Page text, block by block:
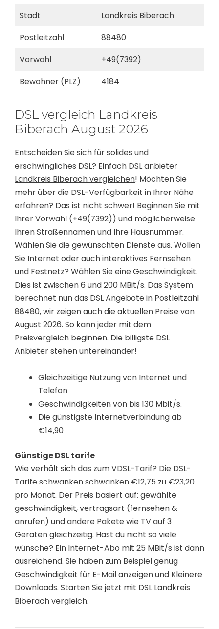
Stadt
Landkreis Biberach
Postleitzahl
88480
Vorwahl
+49(7392)
Bewohner (PLZ)
4184
DSL vergleich Landkreis
Biberach August 2026
Entscheiden Sie sich für solides und
erschwingliches DSL? Einfach DSL anbieter
Landkreis Biberach vergleichen! Möchten Sie
mehr über die DSL-Verfügbarkeit in Ihrer Nähe
erfahren? Das ist nicht schwer! Beginnen Sie mit
Ihrer Vorwahl (+49(7392)) und möglicherweise
Ihren Straßennamen und Ihre Hausnummer.
Wählen Sie die gewünschten Dienste aus. Wollen
Sie Internet oder auch interaktives Fernsehen
und Festnetz? Wählen Sie eine Geschwindigkeit.
Dies ist zwischen 6 und 200 MBit/s. Das System
berechnet nun das DSL Angebote in Postleitzahl
88480, wir zeigen auch die aktuellen Preise von
August 2026. So kann jeder mit dem
Preisvergleich beginnen. Die billigste DSL
Anbieter stehen untereinander!
Gleichzeitige Nutzung von Internet und
Telefon
Geschwindigkeiten von bis 130 Mbit/s.
Die günstigste Internetverbindung ab
€14,90
Günstige DSL tarife
Wie verhält sich das zum VDSL-Tarif? Die DSL-
Tarife schwanken schwanken €12,75 zu €23,20
pro Monat. Der Preis basiert auf: gewählte
geschwindigkeit, vertragsart (fernsehen &
anrufen) und andere Pakete wie TV auf 3
Geräten gleichzeitig. Hast du nicht so viele
wünsche? Ein Internet-Abo mit 25 MBit/s ist dann
ausreichend. Sie haben zum Beispiel genug
Geschwindigkeit für E-Mail anzeigen und Kleinere
Downloads. Starten Sie jetzt mit DSL Landkreis
Biberach vergleich.